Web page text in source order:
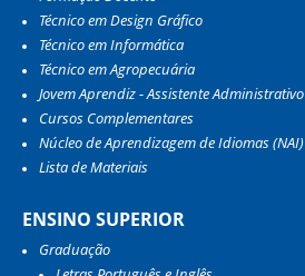
Técnico em Design Gráfico
Técnico em Informática
Técnico em Agropecuária
Jovem Aprendiz - Assistente Administrativo
Cursos Complementares
Núcleo de Aprendizagem de Idiomas (NAI)
Lista de Materiais
ENSINO SUPERIOR
Graduação